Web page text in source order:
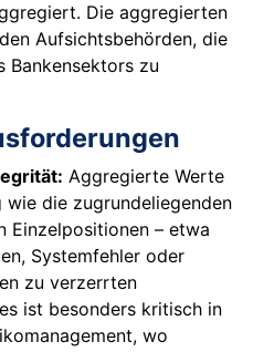
Die aggregierten
Aufsichtsbehörden, die
Bankensektors zu
Aggregierte Werte
wie die zugrundeliegenden
Einzelpositionen – etwa
Systemfehler oder
zu verzerrten
ist besonders kritisch in
wo